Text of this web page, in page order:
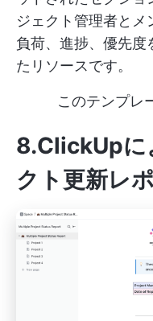
ジェクト管理者とメ
負荷、進捗、優先度
たリソースです。
このテンプレ
8.ClickUpに
クト更新レ